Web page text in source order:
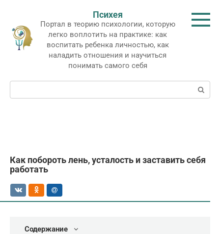
контенту
Психея
Портал в теорию психологии, которую
легко воплотить на практике: как
воспитать ребенка личностью, как
наладить отношения и научиться
понимать самого себя
Поиск:
Как побороть лень, усталость и заставить себя
работать
Содержание